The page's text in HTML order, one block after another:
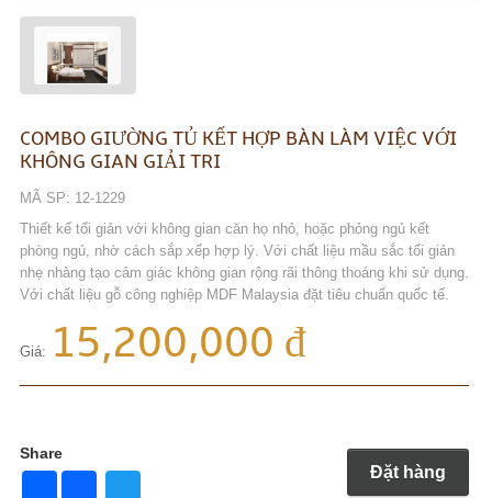
COMBO GIƯỜNG TỦ KẾT HỢP BÀN LÀM VIỆC VỚI
KHÔNG GIAN GIẢI TRI
MÃ SP: 12-1229
Thiết kế tối giản với không gian căn họ nhỏ, hoặc phỏng ngủ kết
phòng ngủ, nhờ cách sắp xếp hợp lý. Với chất liệu mầu sắc tối giản
nhẹ nhàng tạo cảm giác không gian rộng rãi thông thoáng khi sử dụng.
Với chất liệu gỗ công nghiệp MDF Malaysia đặt tiêu chuẩn quốc tế.
Giá: 15,200,000 đ
Share
Share Twitter Đặt hàng